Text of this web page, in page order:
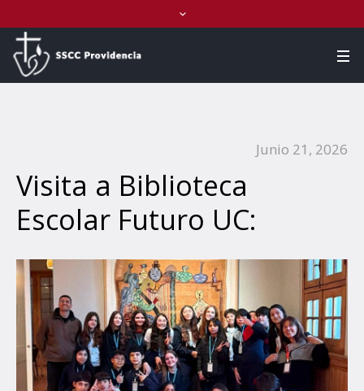
Junio 21, 2026
Visita a Biblioteca
Escolar Futuro UC: